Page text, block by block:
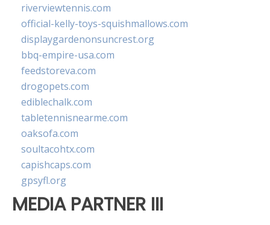
riverviewtennis.com
official-kelly-toys-squishmallows.com
displaygardenonsuncrest.org
bbq-empire-usa.com
feedstoreva.com
drogopets.com
ediblechalk.com
tabletennisnearme.com
oaksofa.com
soultacohtx.com
capishcaps.com
gpsyfl.org
MEDIA PARTNER III